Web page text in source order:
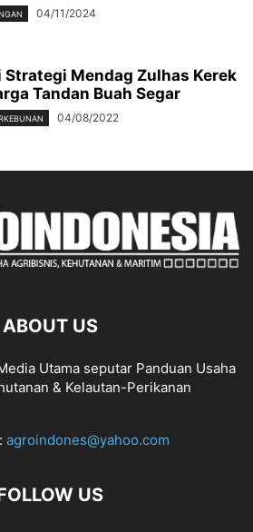
04/11/2024
Strategi Mendag Zulhas Kerek
Tandan Buah Segar
04/08/2022
ABOUT US
Utama seputar Panduan Usaha
& Kelautan-Perikanan
agroindones@yahoo.com
US